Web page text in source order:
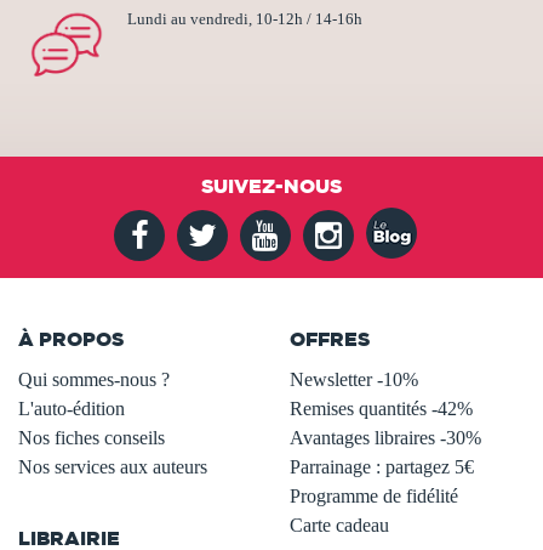
Lundi au vendredi, 10-12h / 14-16h
SUIVEZ-NOUS
À PROPOS
Qui sommes-nous ?
L'auto-édition
Nos fiches conseils
Nos services aux auteurs
LIBRAIRIE
OFFRES
Newsletter -10%
Remises quantités -42%
Avantages libraires -30%
Parrainage : partagez 5€
Programme de fidélité
Carte cadeau